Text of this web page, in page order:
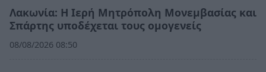
Λακωνία: Η Ιερή Μητρόπολη Μονεμβασίας και
Σπάρτης υποδέχεται τους ομογενείς
08/08/2026 08:50